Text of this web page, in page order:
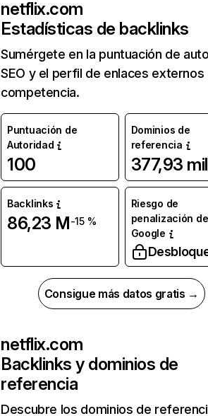
netflix.com
Estadísticas de backlinks
Sumérgete en la puntuación de
SEO y el perfil de enlaces externos
competencia.
Puntuación de
Autoridad
100
Dominios de
referencia
377,93 mil
Backlinks
86,23 M-15 %
Riesgo de
penalización de
Google
Consigue más datos gratis →
netflix.com
Backlinks y dominios de
referencia
Descubre los dominios de